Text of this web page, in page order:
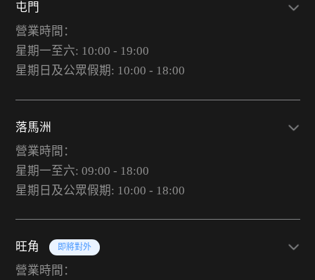
屯門
營業時間：
星期一至六: 10:00 - 19:00
星期日及公眾假期: 10:00 - 18:00
落馬洲
營業時間：
星期一至六: 09:00 - 18:00
星期日及公眾假期: 10:00 - 18:00
旺角 即將對外
營業時間：